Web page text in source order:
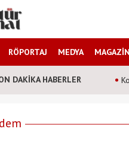
RÖPORTAJ MEDYA MAGAZİN
DAKİKA HABERLER